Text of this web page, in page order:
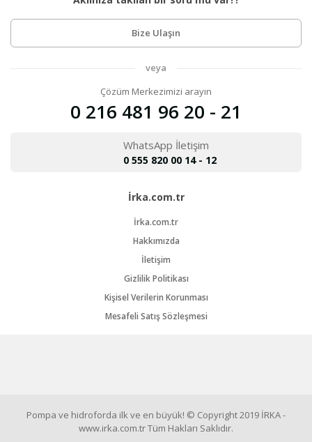
Bize Ulaşın
veya
Çözüm Merkezimizi arayın
0 216 481 96 20 - 21
WhatsApp İletişim
0 555 820 00 14 - 12
İrka.com.tr
İrka.com.tr
Hakkımızda
İletişim
Gizlilik Politikası
Kişisel Verilerin Korunması
Mesafeli Satış Sözleşmesi
Pompa ve hidroforda ilk ve en büyük! © Copyright 2019 İRKA -
www.irka.com.tr Tüm Hakları Saklıdır.